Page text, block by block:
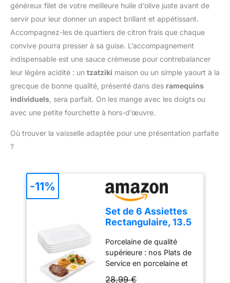
FEUX DONT INDUCTION
: Cette marmite induction
totale : induction, gaz,
électrique,
vitrocéramique et
halogène. Son fond inox
intégral assure une
exceptionnelle et une
durabilité accrue, même
POLYVALENCE
votre cuisine. Saisir un
rôti, mijoter en sauce ou
cuire un pain artisanal
croustillant : elle sait tout
dans vos placards en
remplaçant vos anciens
ustensiles encombrants
par cet ustensile unique
optimale et une
accumulation de chaleur
constante pour des plats
savoureux. CUISINE
SAINE ET
ANTIADHÉSIVE : Garanti
sans PFOA, PFOS, nickel,
cadmium ni plomb. Le
revêtement permet de
saisir sans matière
marmite en fonte
pain croustillant. TOUS
FEUX DONT INDUCTION
: Cette marmite induction
offre une compatibilité
totale : induction, gaz,
électrique,
vitrocéramique et
halogène. Son fond inox
intégral assure une
réactivité thermique
exceptionnelle et une
généreux filet de votre meilleure huile d’olive juste avant de
servir pour leur donner un aspect brillant et appétissant.
Accompagnez-les de quartiers de citron frais que chaque
convive pourra presser à sa guise. L’accompagnement
indispensable est une sauce crémeuse pour contrebalancer
leur légère acidité : un tzatziki maison ou un simple yaourt à la
grecque de bonne qualité, présenté dans des ramequins
individuels , sera parfait. On les mange avec les doigts ou
avec une petite fourchette à hors-d’œuvre.
Où trouver la vaisselle adaptée pour une présentation parfaite
?
Set de 6 Assiettes
Rectangulaire, 13.5
à dîner en
Porcelaine, Plats de
Service pour Fête,
Plateau en
Porcelaine de qualité
supérieure : nos Plats de
Service en porcelaine et
28,99 €
-11%